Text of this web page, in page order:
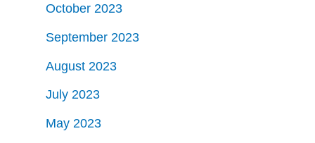
October 2023
September 2023
August 2023
July 2023
May 2023